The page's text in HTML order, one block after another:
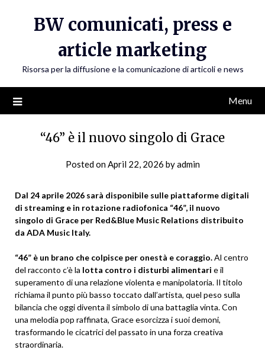
BW comunicati, press e
article marketing
Risorsa per la diffusione e la comunicazione di articoli e news
Menu
“46” è il nuovo singolo di Grace
Posted onApril 22, 2026 byadmin
Dal 24 aprile 2026 sarà disponibile sulle piattaforme digitali
di streaming e in rotazione radiofonica “46”, il nuovo
singolo di Grace per Red&Blue Music Relations distribuito
da ADA Music Italy.
“46” è un brano che colpisce per onestà e coraggio.Al centro
del racconto c’è la lotta contro i disturbi alimentari e il
superamento di una relazione violenta e manipolatoria. Il titolo
richiama il punto più basso toccato dall’artista, quel peso sulla
bilancia che oggi diventa il simbolo di una battaglia vinta. Con
una melodia pop raffinata, Grace esorcizza i suoi demoni,
trasformando le cicatrici del passato in una forza creativa
straordinaria.